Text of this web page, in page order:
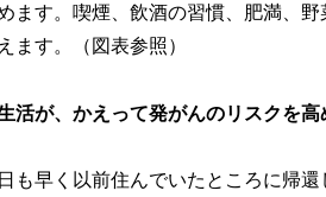
ます。喫煙、飲酒の習慣、肥満、
ます。（図表参照）
が、かえって発がんのリスクを高
も早く以前住んでいたところに帰還